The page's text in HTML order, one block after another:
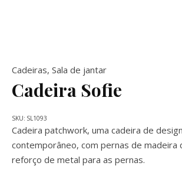
Cadeiras, Sala de jantar
Cadeira Sofie
Cadeira patchwork, uma cadeira de design
contemporâneo, com pernas de madeira
reforço de metal para as pernas.
SKU: SL1093